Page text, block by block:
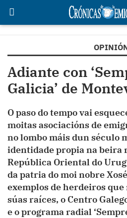
Adiante con
Galicia’ de
O paso do tempo vai
moitas asociacións de
no lombo máis dun século
identidade propia na beira
República Oriental do
da patria do moi nobre
exemplos de herdeiros
súas raíces, o Centro
e o programa radial